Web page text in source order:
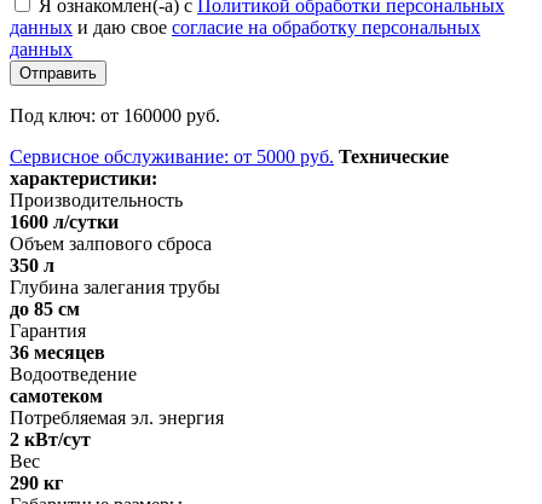
Я ознакомлен(-а) с
Политикой обработки персональных
данных и даю свое согласие на обработку персональных
данных
Под ключ: от 160000 руб.
Сервисное обслуживание: от 5000 руб. Технические
характеристики:
Производительность
1600 л/сутки
Объем залпового сброса
350 л
Глубина залегания трубы
до 85 см
Гарантия
36 месяцев
Водоотведение
самотеком
Потребляемая эл. энергия
2 кВт/сут
Вес
290 кг